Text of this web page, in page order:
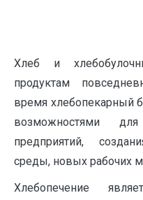
Хлеб и
продуктам
время хлебопекарный
возможностями
предприятий,
среды, новых рабочих
Хлебопечение